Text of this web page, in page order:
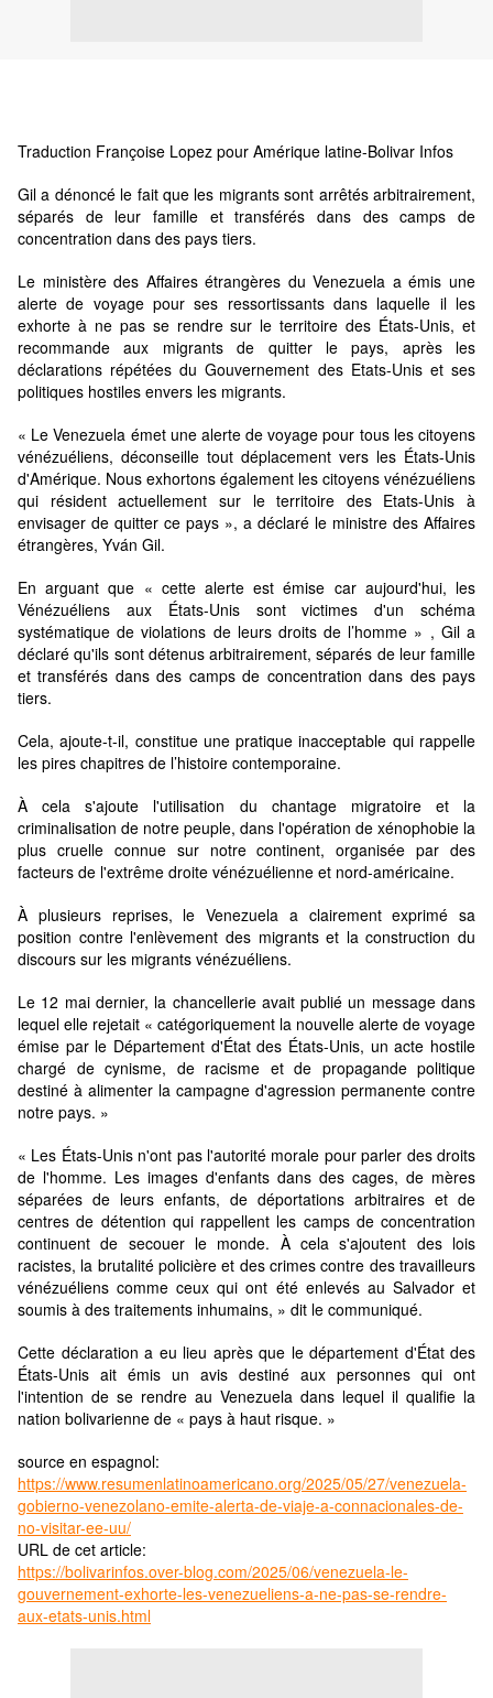
Traduction Françoise Lopez pour Amérique latine-Bolivar Infos
Gil a dénoncé le fait que les migrants sont arrêtés arbitrairement,
séparés de leur famille et transférés dans des camps de
concentration dans des pays tiers.
Le ministère des Affaires étrangères du Venezuela a émis une
alerte de voyage pour ses ressortissants dans laquelle il les
exhorte à ne pas se rendre sur le territoire des États-Unis, et
recommande aux migrants de quitter le pays, après les
déclarations répétées du Gouvernement des Etats-Unis et ses
politiques hostiles envers les migrants.
« Le Venezuela émet une alerte de voyage pour tous les citoyens
vénézuéliens, déconseille tout déplacement vers les États-Unis
d'Amérique. Nous exhortons également les citoyens vénézuéliens
qui résident actuellement sur le territoire des Etats-Unis à
envisager de quitter ce pays », a déclaré le ministre des Affaires
étrangères, Yván Gil.
En arguant que « cette alerte est émise car aujourd'hui, les
Vénézuéliens aux États-Unis sont victimes d'un schéma
systématique de violations de leurs droits de l’homme » , Gil a
déclaré qu'ils sont détenus arbitrairement, séparés de leur famille
et transférés dans des camps de concentration dans des pays
tiers.
Cela, ajoute-t-il, constitue une pratique inacceptable qui rappelle
les pires chapitres de l’histoire contemporaine.
À cela s'ajoute l'utilisation du chantage migratoire et la
criminalisation de notre peuple, dans l'opération de xénophobie la
plus cruelle connue sur notre continent, organisée par des
facteurs de l'extrême droite vénézuélienne et nord-américaine.
À plusieurs reprises, le Venezuela a clairement exprimé sa
position contre l'enlèvement des migrants et la construction du
discours sur les migrants vénézuéliens.
Le 12 mai dernier, la chancellerie avait publié un message dans
lequel elle rejetait « catégoriquement la nouvelle alerte de voyage
émise par le Département d'État des États-Unis, un acte hostile
chargé de cynisme, de racisme et de propagande politique
destiné à alimenter la campagne d'agression permanente contre
notre pays. »
« Les États-Unis n'ont pas l'autorité morale pour parler des droits
de l'homme. Les images d'enfants dans des cages, de mères
séparées de leurs enfants, de déportations arbitraires et de
centres de détention qui rappellent les camps de concentration
continuent de secouer le monde. À cela s'ajoutent des lois
racistes, la brutalité policière et des crimes contre des travailleurs
vénézuéliens comme ceux qui ont été enlevés au Salvador et
soumis à des traitements inhumains, » dit le communiqué.
Cette déclaration a eu lieu après que le département d'État des
États-Unis ait émis un avis destiné aux personnes qui ont
l'intention de se rendre au Venezuela dans lequel il qualifie la
nation bolivarienne de « pays à haut risque. »
source en espagnol:
https://www.resumenlatinoamericano.org/2025/05/27/venezuela-
gobierno-venezolano-emite-alerta-de-viaje-a-connacionales-de-
no-visitar-ee-uu/
URL de cet article:
https://bolivarinfos.over-blog.com/2025/06/venezuela-le-
gouvernement-exhorte-les-venezueliens-a-ne-pas-se-rendre-
aux-etats-unis.html